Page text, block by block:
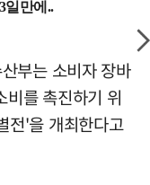
부는 소비자 장바
비를 촉진하기 위
전'을 개최한다고